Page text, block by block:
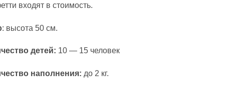
входят в стоимость.
: высота 50 см.
детей: 10 — 15 человек
наполнения: до 2 кг.